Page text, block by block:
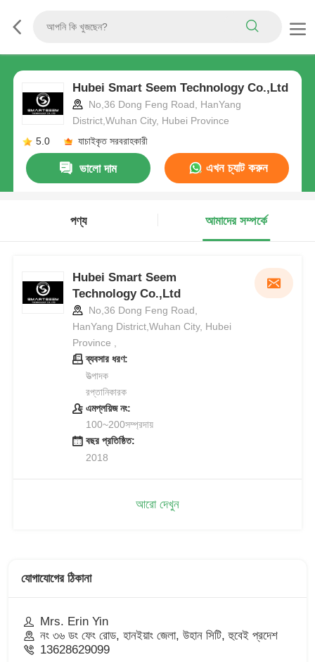
Hubei Smart Seem Technology Co.,Ltd
No,36 Dong Feng Road, HanYang
District,Wuhan City, Hubei Province
5.0
যাচাইকৃত সরবরাহকারী
ভালো দাম এখন চ্যাট করুন
পণ্য আমাদের সম্পর্কে
Hubei Smart Seem
Technology Co.,Ltd
No,36 Dong Feng Road,
HanYang District,Wuhan City, Hubei
Province ,
ব্যবসার ধরণ:
উত্পাদক
রপ্তানিকারক
এমপ্লয়িজ নং:
100~200সম্প্রদায়
বছর প্রতিষ্ঠিত:
2018
আরো দেখুন
যোগাযোগের ঠিকানা
Mrs. Erin Yin
নং ৩৬ ডং ফেং রোড, হানইয়াং জেলা, উহান সিটি, হুবেই প্রদেশ
13628629099